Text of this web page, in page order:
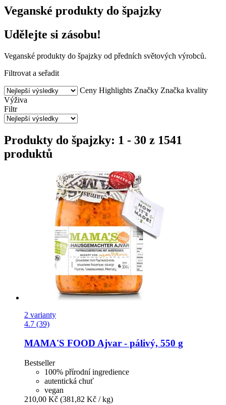
Veganské produkty do špajzky
Udělejte si zásobu!
Veganské produkty do špajzky od předních světových výrobců.
Filtrovat a seřadit
Ceny Highlights Značky Značka kvality
Výživa
Filtr
Produkty do špajzky: 1 - 30 z 1541
produktů
2 varianty
4.7 (39)
MAMA'S FOOD Ajvar -​ pálivý, 550 g
Bestseller
100% přírodní ingredience
autentická chuť
vegan
210,00 Kč (381,82 Kč / kg)